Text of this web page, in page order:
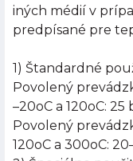
iných médií v
predpísané pre
1) Štandardné
Povolený
–20oC a 120oC: 25
Povolený
120oC a 300oC: